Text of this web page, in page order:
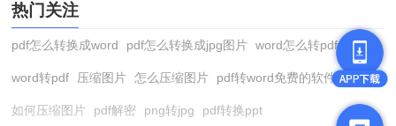
热门关注
pdf怎么转换成word pdf怎么转换成jpg图片 word怎么转pdf
word转pdf 压缩图片 怎么压缩图片 pdf转word免费的软件
如何压缩图片 pdf解密 png转jpg pdf转换ppt